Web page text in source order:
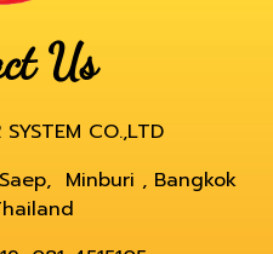
Us
SYSTEM CO.,LTD
Minburi , Bangkok